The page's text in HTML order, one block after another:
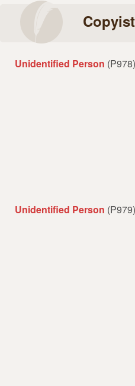
Unidentified Person (P978)
Unidentified Person (P979)